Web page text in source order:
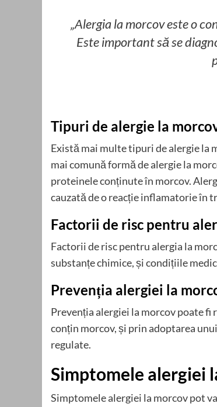
„Alergia la morcov este o
Este important să se
Tipuri de alergie la
Există mai multe tipuri de alergie la
mai comună formă de alergie la
proteinele conținute în morcov.
cauzată de o reacție inflamatorie în
Factorii de risc pentru
Factorii de risc pentru alergia la
substanțe chimice, și condițiile
Prevenția alergiei la
Prevenția alergiei la morcov poate
conțin morcov, și prin adoptarea
regulate.
Simptomele alergiei
Simptomele alergiei la morcov pot